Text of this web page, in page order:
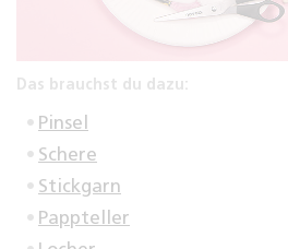
Das brauchst du dazu:
Pinsel
Schere
Stickgarn
Pappteller